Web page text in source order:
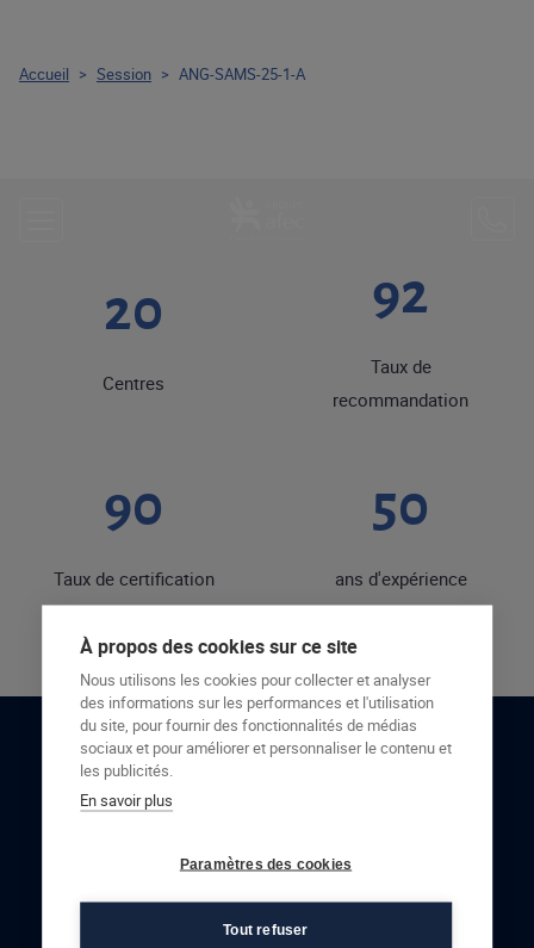
20
Centres
92
Taux de
recommandation
90
Taux de certification
50
ans d'expérience
RESTONS EN CONTACT
Accueil > Session > ANG-SAMS-25-1-A
À propos des cookies sur ce site
Nous utilisons les cookies pour collecter et analyser
des informations sur les performances et l'utilisation
du site, pour fournir des fonctionnalités de médias
sociaux et pour améliorer et personnaliser le contenu et
les publicités.
En savoir plus
Paramètres des cookies
Tout refuser